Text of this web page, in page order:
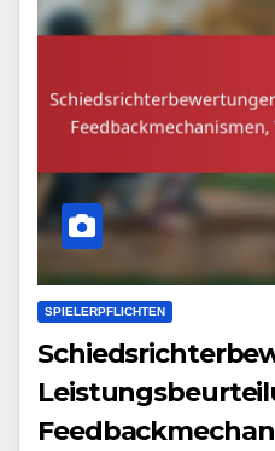
SPIELERPFLICHTEN